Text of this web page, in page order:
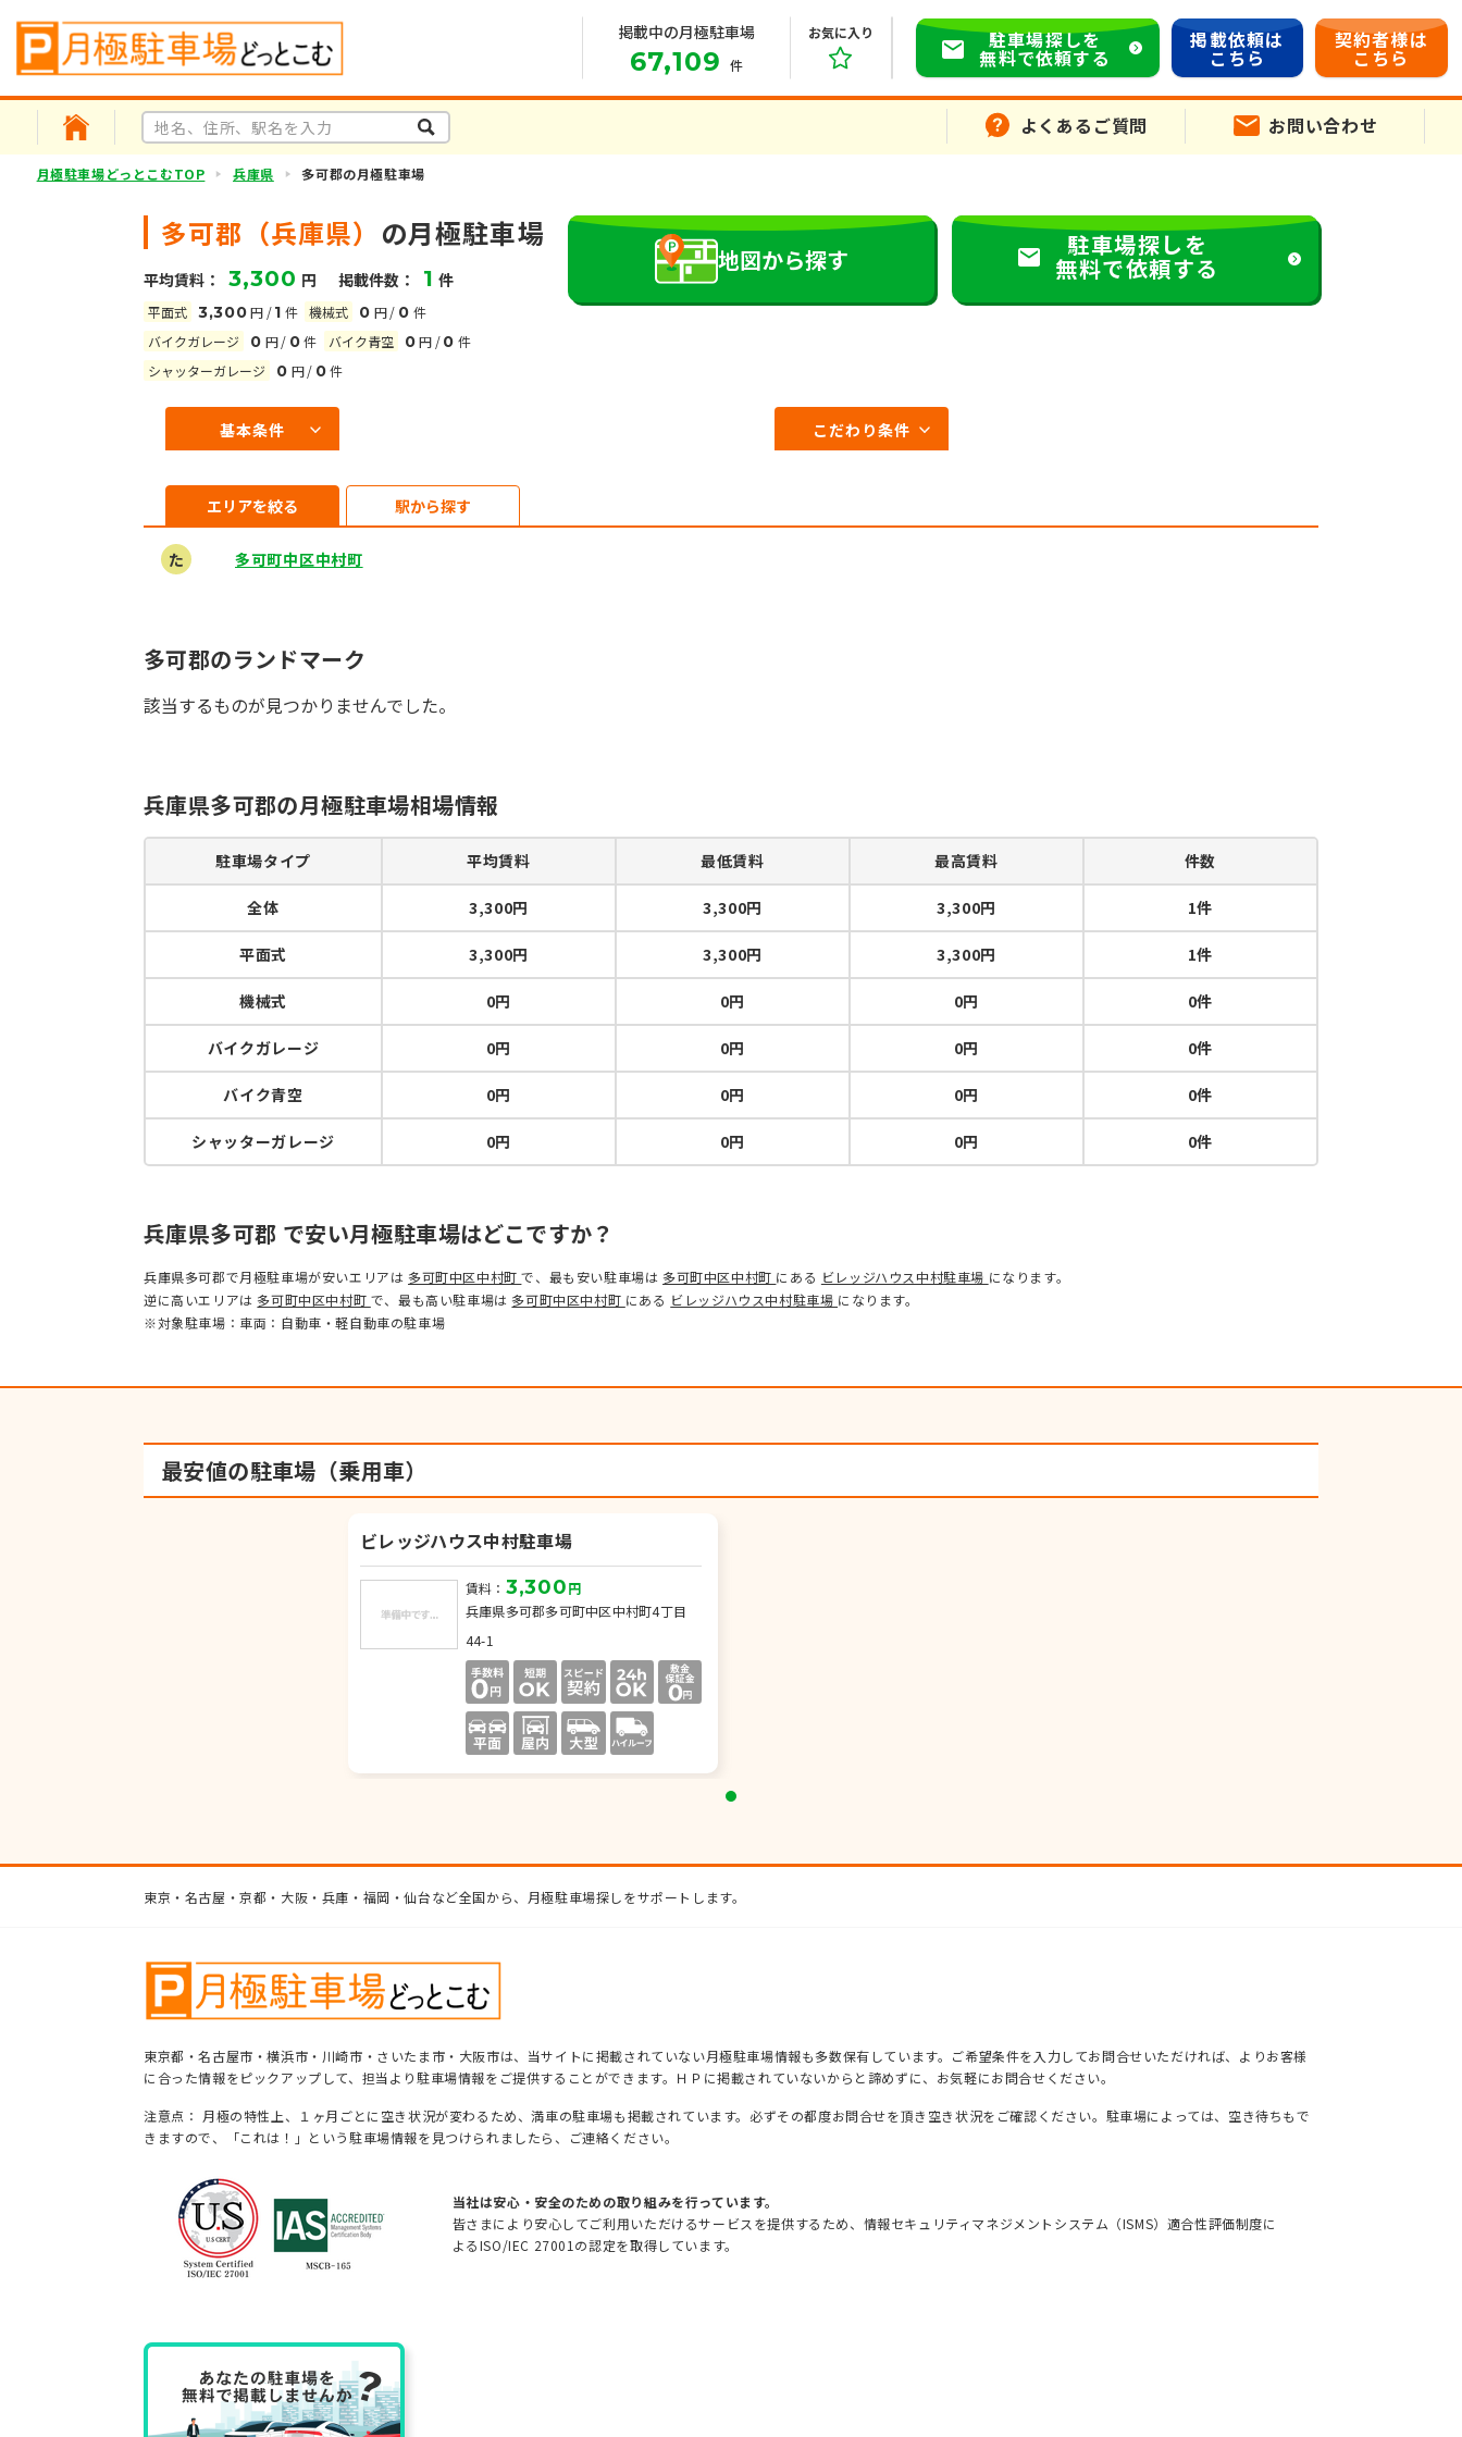
掲載中の月極駐車場
67,109 件
お気に入り 駐車場探しを
無料で依頼する
掲載依頼は
こちら
契約者様は
こちら
よくあるご質問 お問い合わせ
月極駐車場どっとこむTOP 兵庫県 多可郡の月極駐車場
多可郡（兵庫県） の月極駐車場
平均賃料： 3,300 円 掲載件数： 1 件
平面式 3,300 円 /1 件 機械式 0 円/ 0 件
バイクガレージ
0 円/ 0件 バイク青空 0円 /0 件
シャッターガレージ
0 円/ 0件
地図から探す 駐車場探しを
無料で依頼する
基本条件 こだわり条件
エリアを絞る 駅から探す
た 多可町中区中村町
多可郡のランドマーク
該当するものが見つかりませんでした。
兵庫県多可郡の月極駐車場相場情報
駐車場タイプ 平均賃料 最低賃料 最高賃料 件数
全体 3,300円 3,300円 3,300円 1件
平面式 3,300円 3,300円 3,300円 1件
機械式 0円 0円 0円 0件
バイクガレージ 0円 0円 0円 0件
バイク青空 0円 0円 0円 0件
シャッターガレージ 0円 0円 0円 0件
兵庫県多可郡 で安い月極駐車場はどこですか？
兵庫県多可郡で月極駐車場が安いエリアは多可町中区中村町で、最も安い駐車場は多可町中区中村町 にある ビレッジハウス中村駐車場 になります。
逆に高いエリアは多可町中区中村町 で、最も高い駐車場は多可町中区中村町 にある ビレッジハウス中村駐車場 になります。
※対象駐車場：車両：自動車・軽自動車の駐車場
最安値の駐車場（乗用車）
ビレッジハウス中村駐車場
賃料： 3,300円
兵庫県多可郡多可町中区中村町4丁目
44-1
東京・名古屋・京都・大阪・兵庫・福岡・仙台など全国から、月極駐車場探しをサポートします。
東京都・名古屋市・横浜市・川崎市・さいたま市・大阪市は、当サイトに掲載されていない月極駐車場情報も多数保有しています。ご希望条件を入力してお問合せいただければ、よりお客様
に合った情報をピックアップして、担当より駐車場情報をご提供することができます。ＨＰに掲載されていないからと諦めずに、お気軽にお問合せください。
注意点： 月極の特性上、１ヶ月ごとに空き状況が変わるため、満車の駐車場も掲載されています。必ずその都度お問合せを頂き空き状況をご確認ください。駐車場によっては、空き待ちもで
きますので、「これは！」という駐車場情報を見つけられましたら、ご連絡ください。
当社は安心・安全のための取り組みを行っています。
皆さまにより安心してご利用いただけるサービスを提供するため、情報セキュリティマネジメントシステム（ISMS）適合性評価制度に
よるISO/IEC 27001の認定を取得しています。